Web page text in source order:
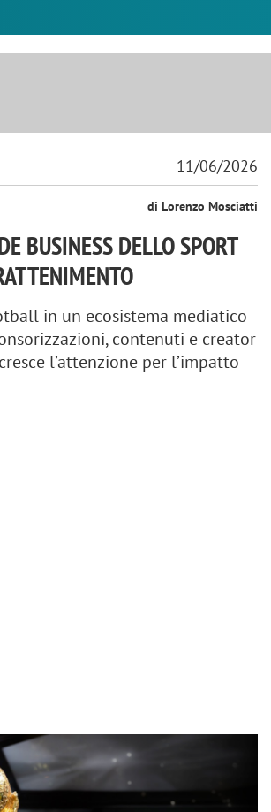
11/06/2026
di Lorenzo Mosciatti
BUSINESS DELLO SPORT
in un ecosistema mediatico
contenuti e creator
l’attenzione per l’impatto